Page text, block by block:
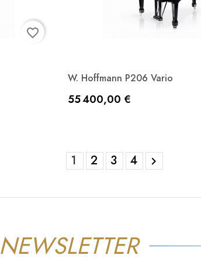
favorite_border
Aperçu rapide
W. Hoffmann P206 Vario
Prix
55 400,00 €
1 2 3 4 
NEWSLETTER